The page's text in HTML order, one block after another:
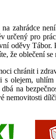
pro
oděvy
že oblečení se
chránit i
olejem,
na
nemovitosti